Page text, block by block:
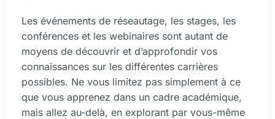
Les événements de réseautage, les stages, les
conférences et les webinaires sont autant de
moyens de découvrir et d’approfondir vos
connaissances sur les différentes carrières
possibles. Ne vous limitez pas simplement à ce
que vous apprenez dans un cadre académique,
mais allez au-delà, en explorant par vous-même